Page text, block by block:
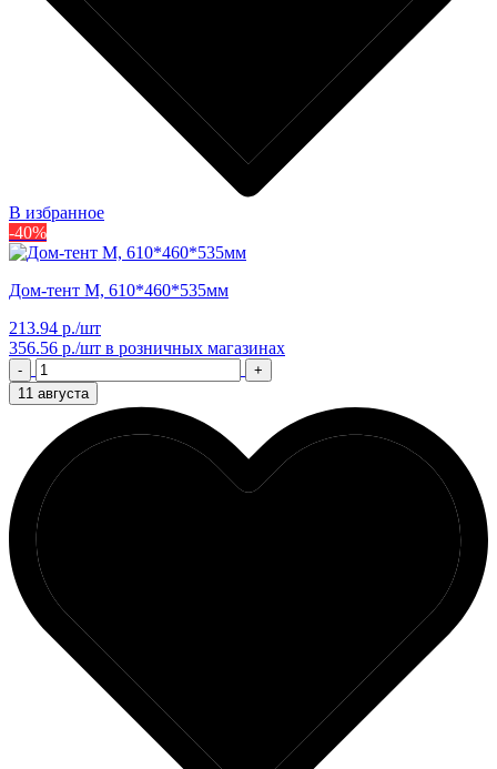
В избранное
-40%
Дом-тент M, 610*460*535мм
213.94 р./шт
356.56 р./шт в розничных магазинах
-
+
11 августа